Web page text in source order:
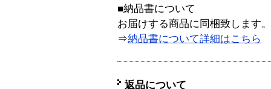
■納品書について
お届けする商品に同梱致します。
⇒納品書について詳細はこちら
返品について